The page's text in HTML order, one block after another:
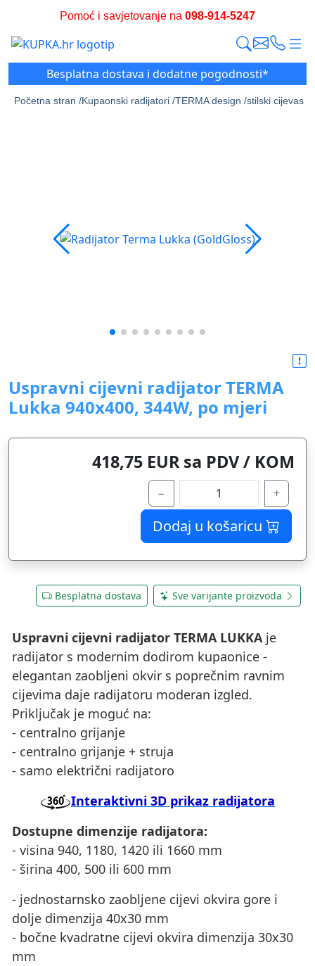
Pomoć i savjetovanje na 098-914-5247
Besplatna dostava i dodatne pogodnosti*
Početna stran /Kupaonski radijatori /TERMA design /stilski cijevasti,
Uspravni cijevni radijator TERMA
Lukka 940x400, 344W, po mjeri
418,75 EUR sa PDV / KOM
− +
Dodaj u košaricu
Besplatna dostava Sve varijante proizvoda
Uspravni cijevni radijator TERMA LUKKAje
radijator s modernim dodirom kupaonice -
elegantan zaobljeni okvir s poprečnim ravnim
cijevima daje radijatoru moderan izgled.
Priključak je moguć na:
- centralno grijanje
- centralno grijanje + struja
- samo električni radijatoro
Interaktivni 3D prikaz radijatora
Dostupne dimenzije radijatora:
- visina 940, 1180, 1420 ili 1660 mm
- širina 400, 500 ili 600 mm
- jednostarnsko zaobljene cijevi okvira gore i
dolje dimenzija 40x30 mm
- bočne kvadratne cijevi okvira dimenzija 30x30
mm